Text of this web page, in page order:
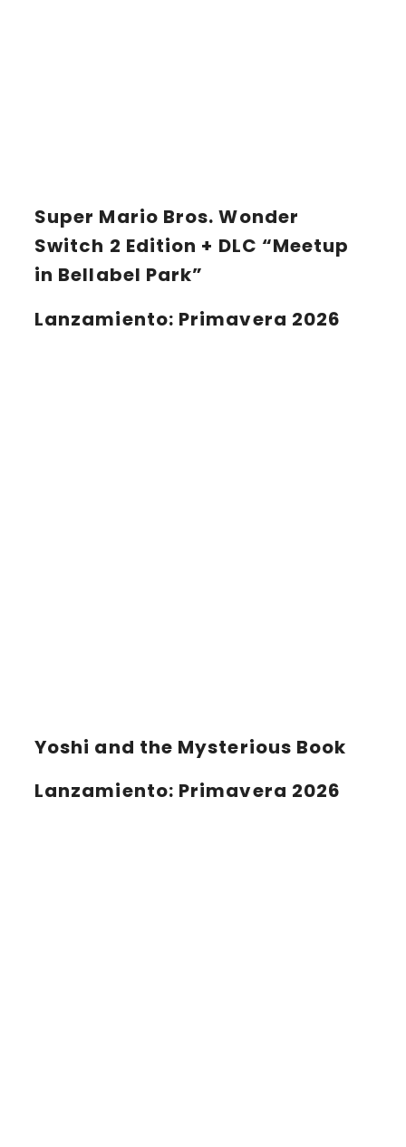
Super Mario Bros. Wonder
Switch 2 Edition + DLC “Meetup
in Bellabel Park”
Lanzamiento: Primavera 2026
Yoshi and the Mysterious Book
Lanzamiento: Primavera 2026